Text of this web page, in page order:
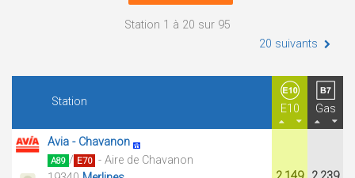
Station 1 à 20 sur 95
20 suivants
Station
E10 Gas
Avia - Chavanon
A89 / E70 - Aire de Chavanon